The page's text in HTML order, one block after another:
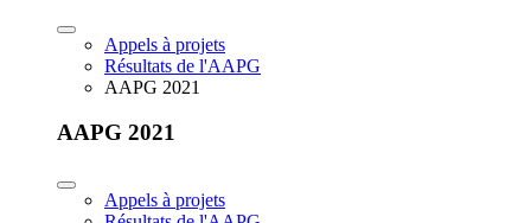
Appels à projets
Résultats de l'AAPG
AAPG 2021
AAPG 2021
Appels à projets